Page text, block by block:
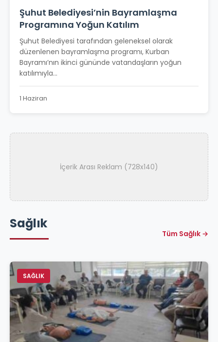
Şuhut Belediyesi’nin Bayramlaşma
Programına Yoğun Katılım
Şuhut Belediyesi tarafından geleneksel olarak
düzenlenen bayramlaşma programı, Kurban
Bayramı’nın ikinci gününde vatandaşların yoğun
katılımıyla...
1 Haziran
İçerik Arası Reklam (728x140)
Sağlık
Tüm Sağlık →
SAĞLIK